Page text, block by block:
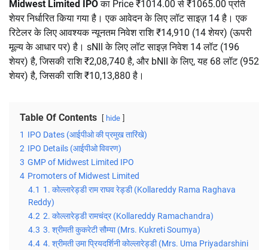
Midwest Limited IPOका Price ₹1014.00 से ₹1065.00 प्रति
शेयर निर्धारित किया गया है। एक आवेदन के लिए लॉट साइज़ 14 है। एक
रिटेलर के लिए आवश्यक न्यूनतम निवेश राशि ₹14,910 (14 शेयर) (ऊपरी
मूल्य के आधार पर) है। sNII के लिए लॉट साइज़ निवेश 14 लॉट (196
शेयर) है, जिसकी राशि ₹2,08,740 है, और bNII के लिए, यह 68 लॉट (952
शेयर) है, जिसकी राशि ₹10,13,880 है।
Table Of Contents hide
1 IPO Dates (आईपीओ की प्रमुख तारिंखे)
2 IPO Details (आईपीओ विवरण)
3 GMP of Midwest Limited IPO
4 Promoters of Midwest Limited
4.1 1. कोल्लारेड्डी राम राघव रेड्डी (Kollareddy Rama Raghava
Reddy)
4.2 2. कोल्लारेड्डी रामचंद्र (Kollareddy Ramachandra)
4.3 3. श्रीमती कुकरेटी सौम्या (Mrs. Kukreti Soumya)
4.4 4. श्रीमती उमा प्रियदर्शिनी कोल्लारेड्डी (Mrs. Uma Priyadarshini